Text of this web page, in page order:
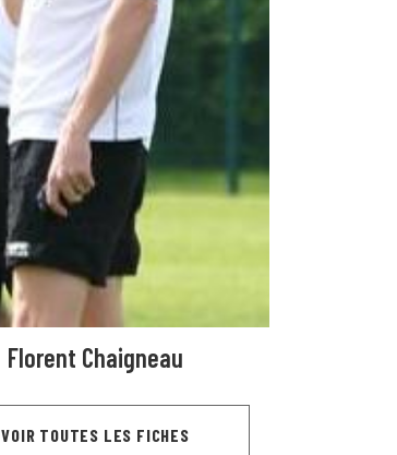
Florent Chaigneau
VOIR TOUTES LES FICHES